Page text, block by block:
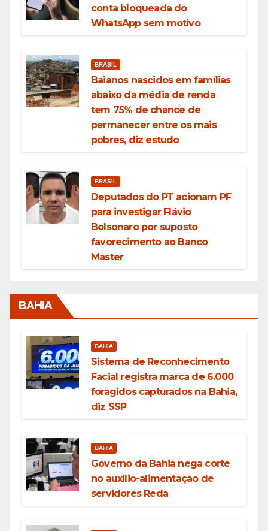
conta bloqueada do
WhatsApp sem motivo
BRASIL
Baianos nascidos em famílias
abaixo da média de renda
tem 75% de chance de
permanecer entre os mais
pobres, diz estudo
BRASIL
Deputados do PT acionam PF
para investigar Flávio
Bolsonaro por suposto
favorecimento ao Banco
Master
BAHIA
BAHIA
Sistema de Reconhecimento
Facial registra marca de 6.000
foragidos capturados na Bahia,
diz SSP
BAHIA
Governo da Bahia nega corte
no auxílio-alimentação de
servidores Reda